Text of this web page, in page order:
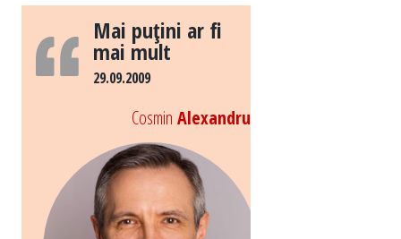
Mai puţini ar fi
mai mult
29.09.2009
Cosmin Alexandru